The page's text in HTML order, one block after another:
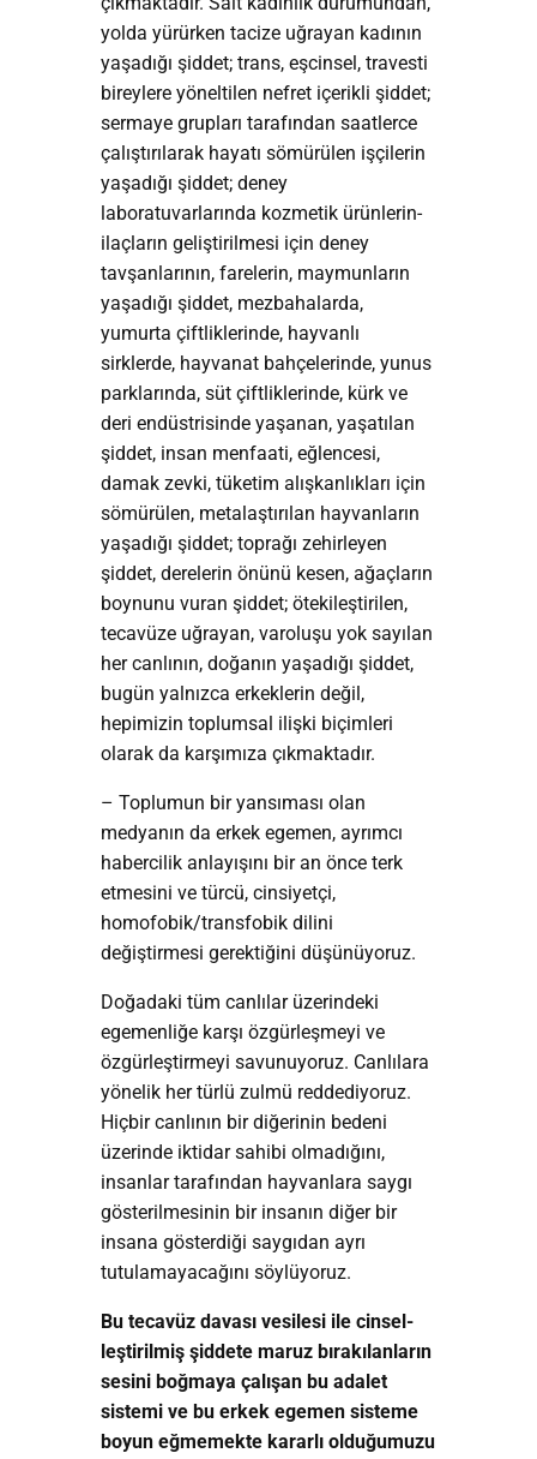
yolda yürürken tacize uğrayan kadının
yaşadığı şiddet; trans, eşcinsel, travesti
bireylere yöneltilen nefret içerikli şiddet;
sermaye grupları tarafından saatlerce
çalıştırılarak hayatı sömürülen işçilerin
yaşadığı şiddet; deney
laboratuvarlarında kozmetik ürünlerin-
ilaçların geliştirilmesi için deney
tavşanlarının, farelerin, maymunların
yaşadığı şiddet, mezbahalarda,
yumurta çiftliklerinde, hayvanlı
sirklerde, hayvanat bahçelerinde, yunus
parklarında, süt çiftliklerinde, kürk ve
deri endüstrisinde yaşanan, yaşatılan
şiddet, insan menfaati, eğlencesi,
damak zevki, tüketim alışkanlıkları için
sömürülen, metalaştırılan hayvanların
yaşadığı şiddet; toprağı zehirleyen
şiddet, derelerin önünü kesen, ağaçların
boynunu vuran şiddet; ötekileştirilen,
tecavüze uğrayan, varoluşu yok sayılan
her canlının, doğanın yaşadığı şiddet,
bugün yalnızca erkeklerin değil,
hepimizin toplumsal ilişki biçimleri
olarak da karşımıza çıkmaktadır.
– Toplumun bir yansıması olan
medyanın da erkek egemen, ayrımcı
habercilik anlayışını bir an önce terk
etmesini ve türcü, cinsiyetçi,
homofobik/transfobik dilini
değiştirmesi gerektiğini düşünüyoruz.
Doğadaki tüm canlılar üzerindeki
egemenliğe karşı özgürleşmeyi ve
özgürleştirmeyi savunuyoruz. Canlılara
yönelik her türlü zulmü reddediyoruz.
Hiçbir canlının bir diğerinin bedeni
üzerinde iktidar sahibi olmadığını,
insanlar tarafından hayvanlara saygı
gösterilmesinin bir insanın diğer bir
insana gösterdiği saygıdan ayrı
tutulamayacağını söylüyoruz.
Bu tecavüz davası vesilesi ile cinsel-
leştirilmiş şiddete maruz bırakılanların
sesini boğmaya çalışan bu adalet
sistemi ve bu erkek egemen sisteme
boyun eğmemekte kararlı olduğumuzu